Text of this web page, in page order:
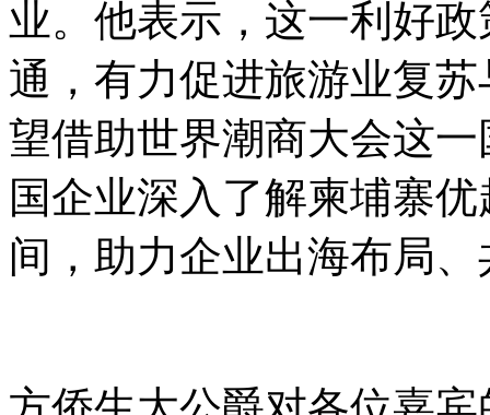
业。他表示，这一利好
通，有力促进旅游业复
望借助世界潮商大会这
国企业深入了解柬埔寨
间，助力企业出海布局